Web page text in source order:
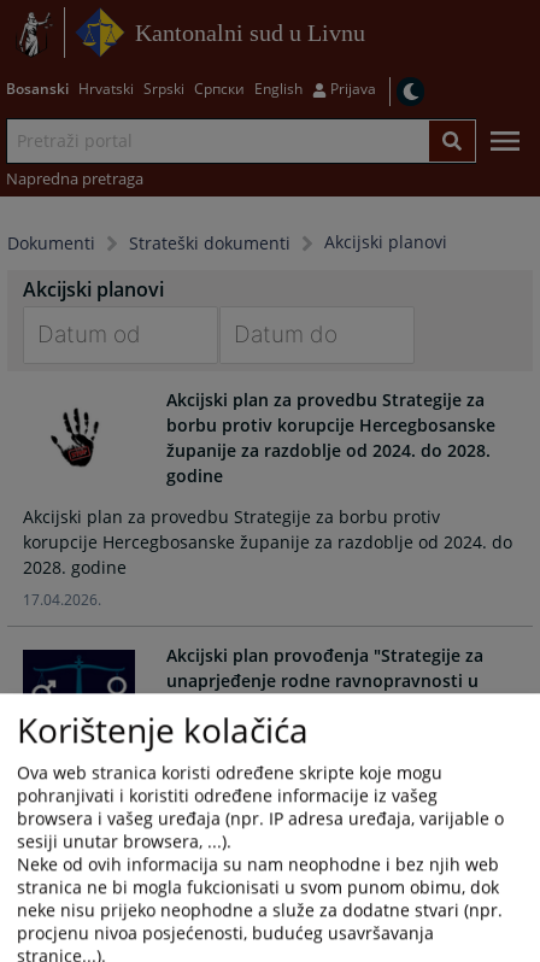
Kantonalni sud u Livnu
Bosanski Hrvatski Srpski Српски English Prijava
Napredna pretraga
Dokumenti Strateški dokumenti Akcijski planovi
Akcijski planovi
interact
the
calendar
and
a
Press
the
question
mark
key
to
get
the
keyboard
shortcuts
for
forward
to
interact
with
the
calendar
Press
the
question
mark
key
to
get
the
keyboard
shortcuts
for
Akcijski plan za provedbu Strategije za
borbu protiv korupcije Hercegbosanske
županije za razdoblje od 2024. do 2028.
godine
Akcijski plan za provedbu Strategije za borbu protiv
korupcije Hercegbosanske županije za razdoblje od 2024. do
2028. godine
17.04.2026.
Akcijski plan provođenja "Strategije za
unaprjeđenje rodne ravnopravnosti u
2027. godine
Akcijski plan provođenja "Strategije za unaprjeđenje rodne
ravnopravnosti u pravosuđu BiH" za razdoblje od 2025 -
2027. godine
30.01.2025.
Akcijski plan provođenja "Strategije za
unaprjeđenje rodne ravnopravnosti u
Korištenje kolačića
Ova web stranica koristi određene skripte koje mogu
pohranjivati i koristiti određene informacije iz vašeg
browsera i vašeg uređaja (npr. IP adresa uređaja, varijable o
sesiji unutar browsera, ...).
Neke od ovih informacija su nam neophodne i bez njih web
stranica ne bi mogla fukcionisati u svom punom obimu, dok
neke nisu prijeko neophodne a služe za dodatne stvari (npr.
procjenu nivoa posjećenosti, budućeg usavršavanja
stranice...).